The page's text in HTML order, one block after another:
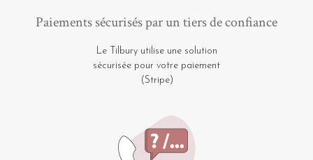
Paiements sécurisés par un tiers de confiance
Le Tilbury utilise une solution
sécurisée pour votre paiement
(Stripe)